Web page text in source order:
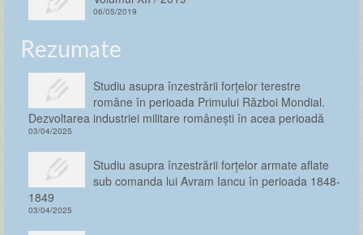
06/05/2019
Rezumate
Studiu asupra înzestrării forţelor terestre
române în perioada Primului Război Mondial.
Dezvoltarea industriei militare românești în acea perioadă
03/04/2025
Studiu asupra înzestrării forţelor armate aflate
sub comanda lui Avram Iancu în perioada 1848-
1849
03/04/2025